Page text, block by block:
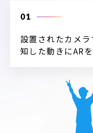
01
設置されたカメ
知した動きにAR